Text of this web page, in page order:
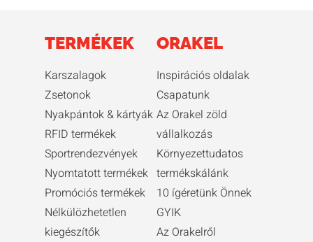
TERMÉKEK
Karszalagok
Zsetonok
Nyakpántok & kártyák
RFID termékek
Sportrendezvények
Nyomtatott termékek
Promóciós termékek
Nélkülözhetetlen
kiegészítők
ORAKEL
Inspirációs oldalak
Csapatunk
Az Orakel zöld
vállalkozás
Környezettudatos
termékskálánk
10 ígéretünk Önnek
GYIK
Az Orakelről